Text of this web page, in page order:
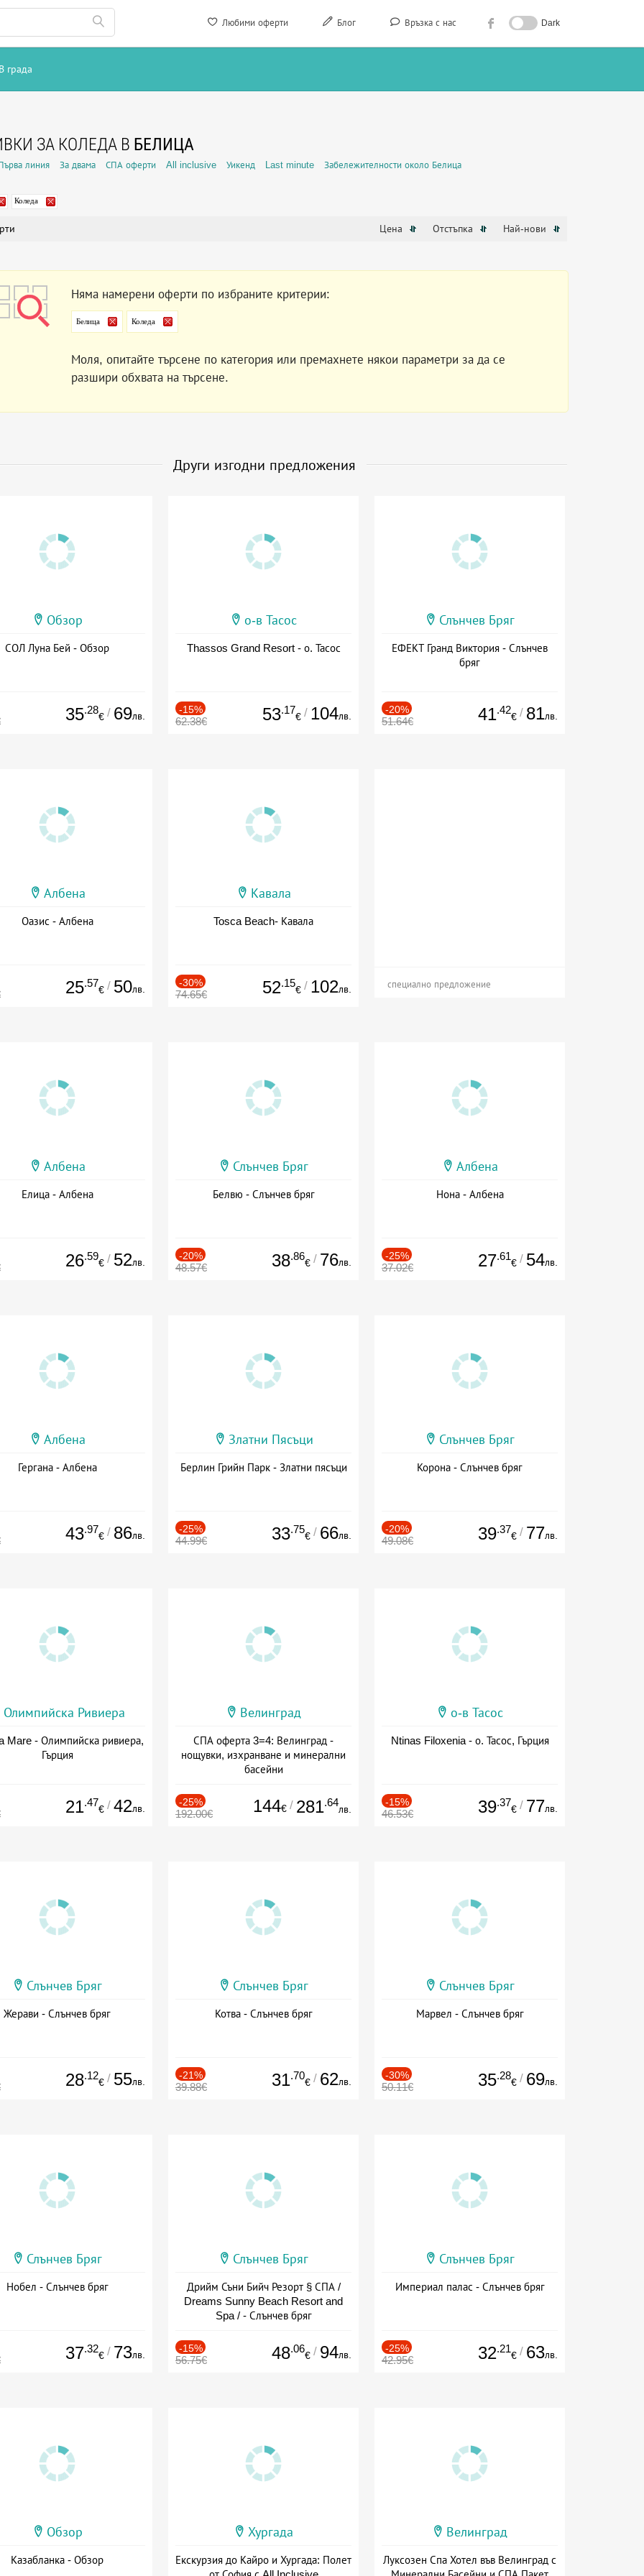
Любими оферти Блог Връзка с нас Dark
В града
ЗА КОЛЕДА В БЕЛИЦА
линия За двама СПА оферти All inclusive Уикенд Last minute Забележителности около Белица
Коледа
Цена Отстъпка Най-нови
Няма намерени оферти по избраните критерии:
Белица Коледа
Моля, опитайте търсене по категория или премахнете някои параметри за да се
разшири обхвата на търсене.
Други изгодни предложения
Обзор
СОЛ Луна Бей - Обзор
35.28
€ / 69лв.
о-в Тасос
Thassos Grand Resort - о. Тасос
-15%
62.38€ 53.17
€ / 104лв.
Слънчев Бряг
ЕФЕКТ Гранд Виктория - Слънчев
бряг
-20%
51.64€ 41.42
€ / 81лв.
Албена
Оазис - Албена
25.57
€ / 50лв.
Кавала
Tosca Beach- Кавала
-30%
74.65€ 52.15
€ / 102лв. специално предложение
Албена
Елица - Албена
26.59
€ / 52лв.
Слънчев Бряг
Белвю - Слънчев бряг
-20%
48.57€ 38.86
€ / 76лв.
Албена
Нона - Албена
-25%
37.02€ 27.61
€ / 54лв.
Албена
Гергана - Албена
43.97
€ / 86лв.
Златни Пясъци
Берлин Грийн Парк - Златни пясъци
-25%
44.99€ 33.75
€ / 66лв.
Слънчев Бряг
Корона - Слънчев бряг
-20%
49.08€ 39.37
€ / 77лв.
Олимпийска Ривиера
Mare - Олимпийска ривиера,
Гърция
21.47
€ / 42лв.
Велинград
СПА оферта 3=4: Велинград -
нощувки, изхранване и минерални
басейни
-25%
192.00€ 144€ / 281.64
лв.
о-в Тасос
Ntinas Filoxenia - о. Тасос, Гърция
-15%
46.53€ 39.37
€ / 77лв.
Слънчев Бряг
Жерави - Слънчев бряг
28.12
€ / 55лв.
Слънчев Бряг
Котва - Слънчев бряг
-21%
39.88€ 31.70
€ / 62лв.
Слънчев Бряг
Марвел - Слънчев бряг
-30%
50.11€ 35.28
€ / 69лв.
Слънчев Бряг
Нобел - Слънчев бряг
37.32
€ / 73лв.
Слънчев Бряг
Дрийм Съни Бийч Резорт § СПА /
Dreams Sunny Beach Resort and
Spa / - Слънчев бряг
-15%
56.75€ 48.06
€ / 94лв.
Слънчев Бряг
Империал палас - Слънчев бряг
-25%
42.95€ 32.21
€ / 63лв.
Обзор
Казабланка - Обзор
Хургада
Екскурзия до Кайро и Хургада: Полет
Велинград
Луксозен Спа Хотел във Велинград с